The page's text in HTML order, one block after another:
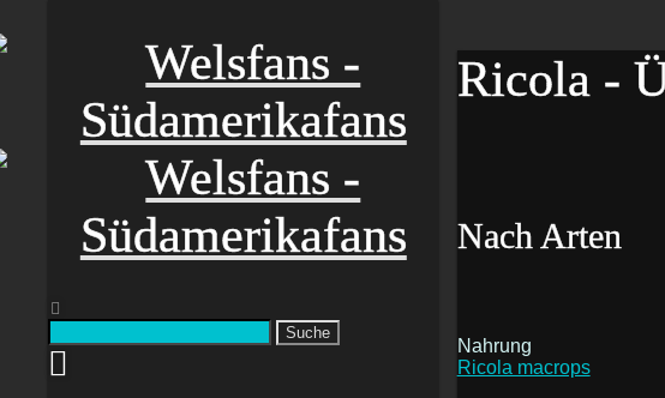
Suche
Ricola -
Nach Arten
Nahrung
Ricola macrops